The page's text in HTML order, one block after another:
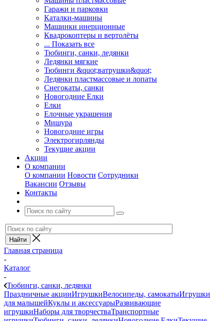
Гаражи и парковки
Каталки-машины
Машинки инерционные
Квадрокоптеры и вертолёты
... Показать все
Тюбинги, санки, ледянки
Ледянки мягкие
Тюбинги &quot;ватрушки&quot;
Ледянки пластмассовые и лопаты
Снегокаты, санки
Новогодние Елки
Елки
Елочные украшения
Мишура
Новогодние игры
Электрогирлянды
Текущие акции
Акции
О компании
О компании Новости Сотрудники
Вакансии Отзывы
Контакты
Главная страница
-
Каталог
-
Тюбинги, санки, ледянки
Праздничные акцииИгрушкиВелосипеды, самокатыИгрушки
для малышейКуклы и аксессуарыРазвивающие
игрушкиНаборы для творчестваТранспортные